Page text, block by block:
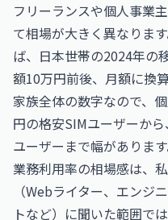
フリーランスや個人事業
て相場が大きく異なりま
ば、日本世帯の2024年の
額10万円前後、月額に換
家族全体の数字なので、
円の格安SIMユーザーか
ユーザーまで幅があります
業務利用率の相場感は、
（Webライター、エンジ
トなど）に聞いた範囲で